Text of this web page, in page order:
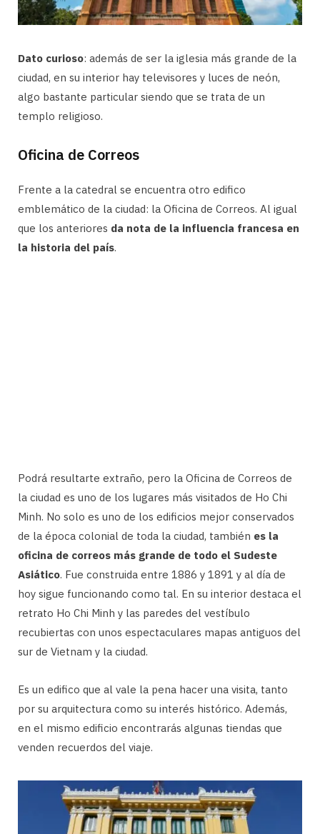
Dato curioso: además de ser la iglesia más grande de la
ciudad, en su interior hay televisores y luces de neón,
algo bastante particular siendo que se trata de un
templo religioso.
Oficina de Correos
Frente a la catedral se encuentra otro edifico
emblemático de la ciudad: la Oficina de Correos. Al igual
que los anteriores da nota de la influencia francesa en
la historia del país.
Podrá resultarte extraño, pero la Oficina de Correos de
la ciudad es uno de los lugares más visitados de Ho Chi
Minh. No solo es uno de los edificios mejor conservados
de la época colonial de toda la ciudad, también es la
oficina de correos más grande de todo el Sudeste
Asiático. Fue construida entre 1886 y 1891 y al día de
hoy sigue funcionando como tal. En su interior destaca el
retrato Ho Chi Minh y las paredes del vestíbulo
recubiertas con unos espectaculares mapas antiguos del
sur de Vietnam y la ciudad.
Es un edifico que al vale la pena hacer una visita, tanto
por su arquitectura como su interés histórico. Además,
en el mismo edificio encontrarás algunas tiendas que
venden recuerdos del viaje.